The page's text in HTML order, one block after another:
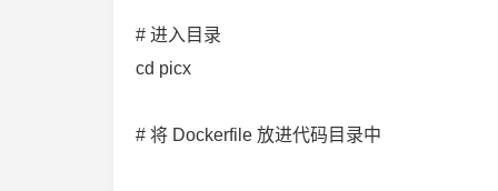
# 进入目录
cd picx
# 将 Dockerfile 放进代码目录中